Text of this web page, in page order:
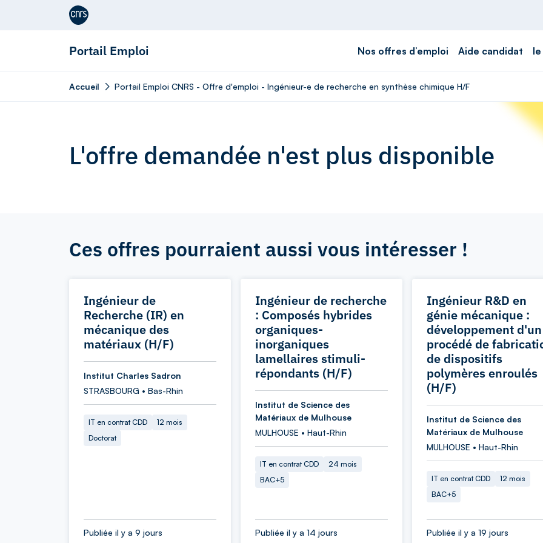
Aller au contenu
Portail Emploi Nos offres d’emploi Aide candidat
Accueil Portail Emploi CNRS - Offre d'emploi - Ingénieur-e de recherche en synthèse chimique H/F
L'offre demandée n'est plus disponible
Ces offres pourraient aussi vous intéresser !
Ingénieur de
Recherche (IR) en
mécanique des
matériaux (H/F)
Institut Charles Sadron
STRASBOURG • Bas-Rhin
IT en contrat CDD
12 mois
Doctorat
Publiée il y a 9 jours
Ingénieur de recherche
: Composés hybrides
organiques-
inorganiques
lamellaires stimuli-
répondants (H/F)
Institut de Science des
Matériaux de Mulhouse
MULHOUSE • Haut-Rhin
IT en contrat CDD
24 mois
BAC+5
Publiée il y a 14 jours
Ingénieur R&D en
génie mécanique :
développement d'un
procédé de
de dispositifs
polymères enroulés
(H/F)
Institut de Science des
Matériaux de Mulhouse
MULHOUSE • Haut-Rhin
IT en contrat CDD
12 mois
BAC+5
Publiée il y a 19 jours